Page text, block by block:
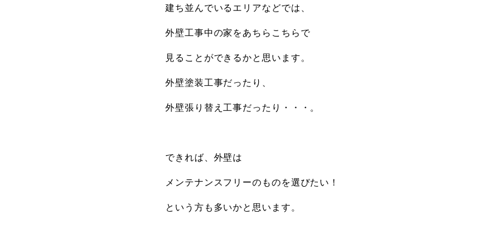
建ち並んでいるエリアなどでは、
外壁工事中の家をあちらこちらで
見ることができるかと思います。
外壁塗装工事だったり、
外壁張り替え工事だったり・・・。
できれば、外壁は
メンテナンスフリーのものを選びたい！
という方も多いかと思います。